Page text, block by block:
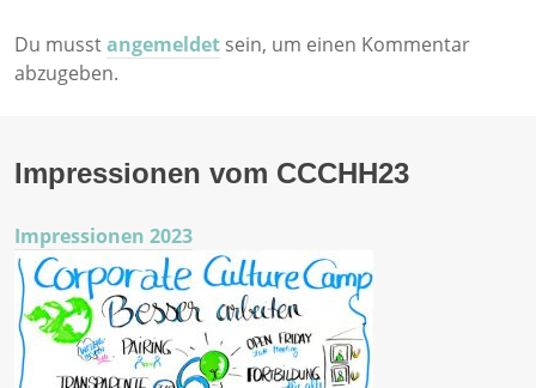
Du musstangemeldet sein, um einen Kommentar
abzugeben.
Impressionen vom CCCHH23
Impressionen 2023